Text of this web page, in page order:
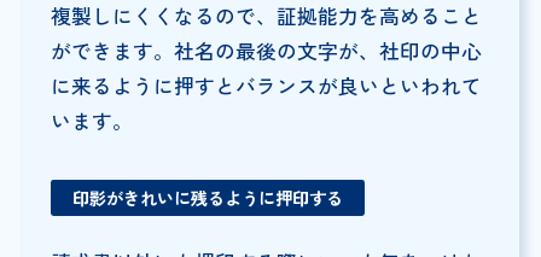
複製しにくくなるので、証拠能力を高めること
ができます。社名の最後の文字が、社印の中心
に来るように押すとバランスが良いといわれて
います。
印影がきれいに残るように押印する